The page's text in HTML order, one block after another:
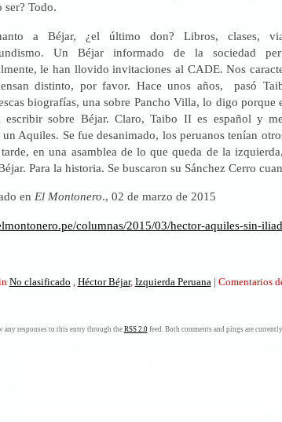
ser? Todo.
a Béjar, ¿el último don? Libros, clases,
Un Béjar informado de la sociedad
le han llovido invitaciones al CADE. Nos
distinto, por favor. Hace unos años, pasó
biografías, una sobre Pancho Villa, lo digo porque
escribir sobre Béjar. Claro, Taibo II es español y
un Aquiles. Se fue desanimado, los peruanos tenían
en una asamblea de lo que queda de la
Para la historia. Se buscaron su Sánchez Cerro
en El Montonero., 02 de marzo de 2015
columnas/2015/03/hector-aquiles-sin-
No clasificado , Héctor Béjar, Izquierda Peruana | Comentarios
any responses to this entry through theRSS 2.0feed. Both comments and pings are currently